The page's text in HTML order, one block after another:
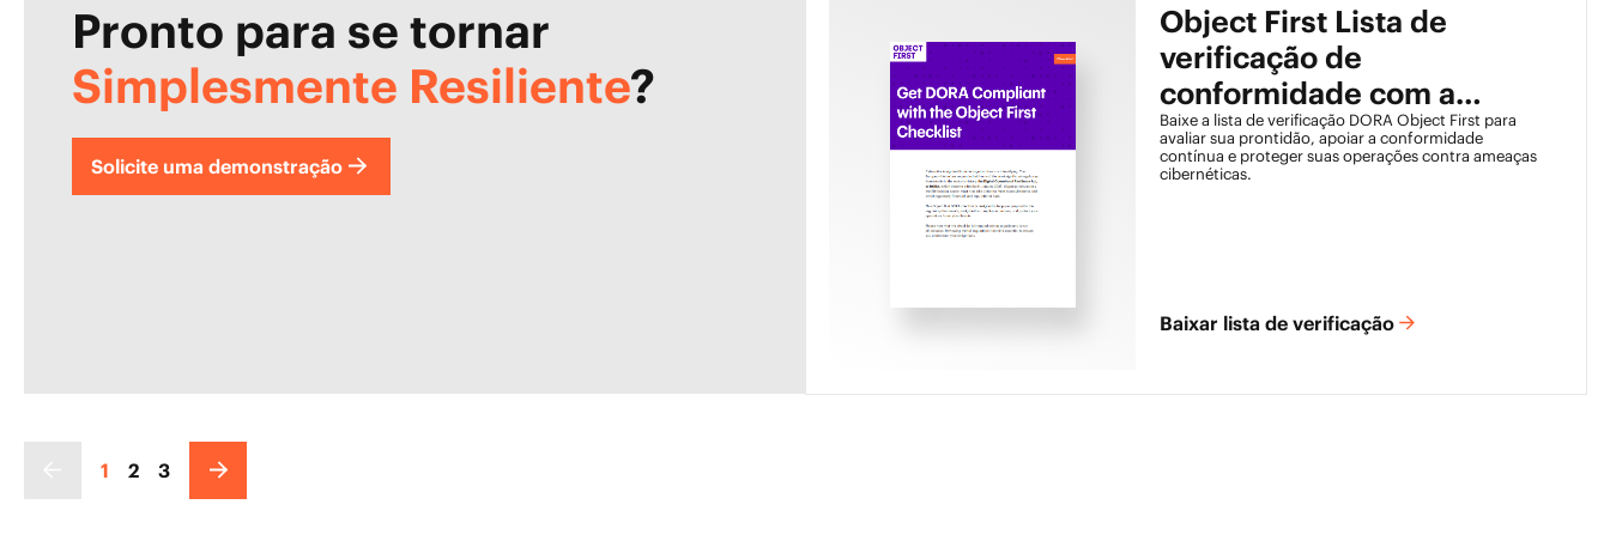
Pronto para se tornar
Simplesmente Resiliente?
Solicite uma demonstração
Object First Lista de
verificação de
conformidade com a
DORA
Baixe a lista de verificação DORA Object First para
avaliar sua prontidão, apoiar a conformidade
contínua e proteger suas operações contra ameaças
cibernéticas.
Baixar lista de verificação
1 2 3